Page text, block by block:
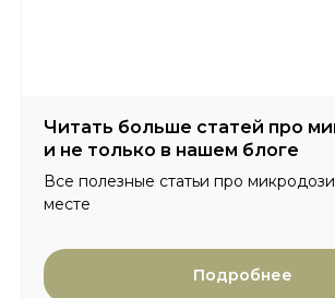
Читать больше статей про
и не только в нашем блоге
Все полезные статьи про
месте
Подробнее